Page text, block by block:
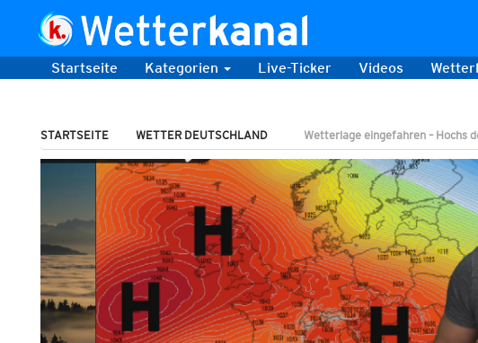
Startseite Kategorien Live-Ticker Videos
STARTSEITE WETTER DEUTSCHLAND Wetterlage eingefahren – Hochs